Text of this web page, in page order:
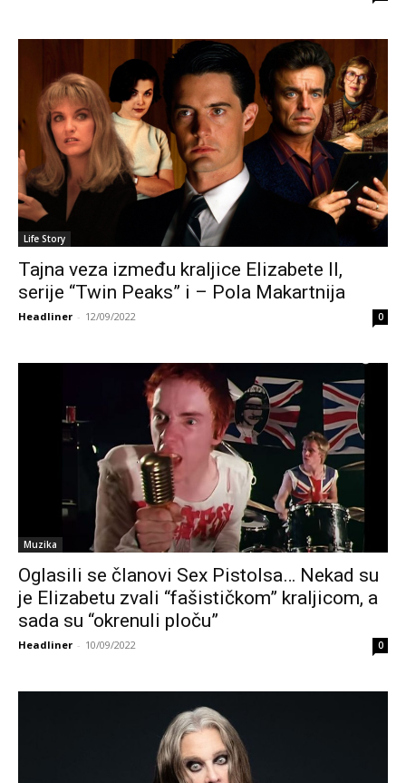
Life Story
Tajna veza između kraljice Elizabete II,
serije “Twin Peaks” i – Pola Makartnija
Headliner - 12/09/2022 0
Muzika
Oglasili se članovi Sex Pistolsa… Nekad su
je Elizabetu zvali “fašističkom” kraljicom, a
sada su “okrenuli ploču”
Headliner - 10/09/2022 0